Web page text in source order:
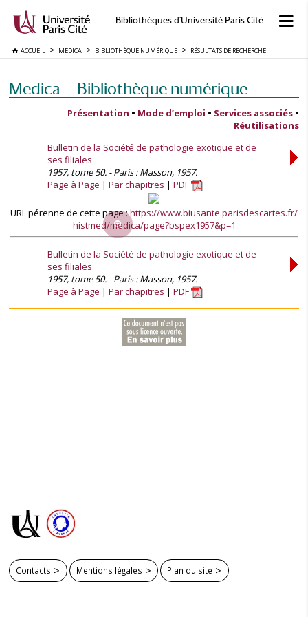
Bibliothèques d'Université Paris Cité
ACCUEIL MEDICA BIBLIOTHÈQUE NUMÉRIQUE RÉSULTATS DE RECHERCHE
Medica — Bibliothèque numérique
Présentation • Mode d’emploi • Services associés •
Réutilisations
Bulletin de la Société de pathologie exotique et de
ses filiales
1957, tome 50. - Paris : Masson, 1957.
Page à Page
Par chapitres PDF
URL pérenne de cette page :https://www.biusante.parisdescartes.fr/
histmed/medica/page?bspex1957&p=1
Bulletin de la Société de pathologie exotique et de
ses filiales
1957, tome 50. - Paris : Masson, 1957.
Page à Page
Par chapitres PDF
Contacts Mentions légales Plan du site